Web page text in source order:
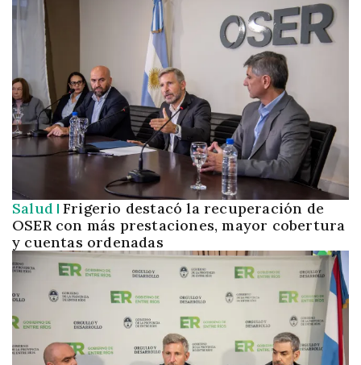
Salud Frigerio destacó la recuperación de
OSER con más prestaciones, mayor cobertura
y cuentas ordenadas